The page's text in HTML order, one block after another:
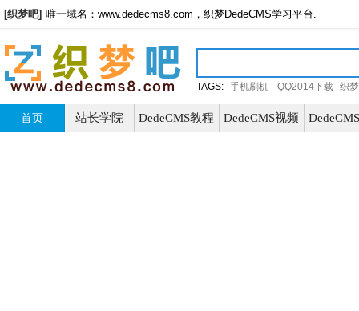
[织梦吧] 唯一域名：www.dedecms8.com，织梦DedeCMS学习平台.
TAGS: 手机刷机 QQ2014下载 织
首页 站长学院 DedeCMS教程 DedeCMS视频